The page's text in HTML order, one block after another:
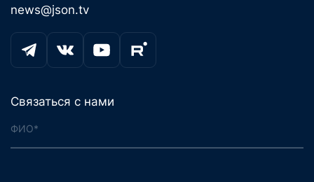
news@json.tv
Связаться с нами